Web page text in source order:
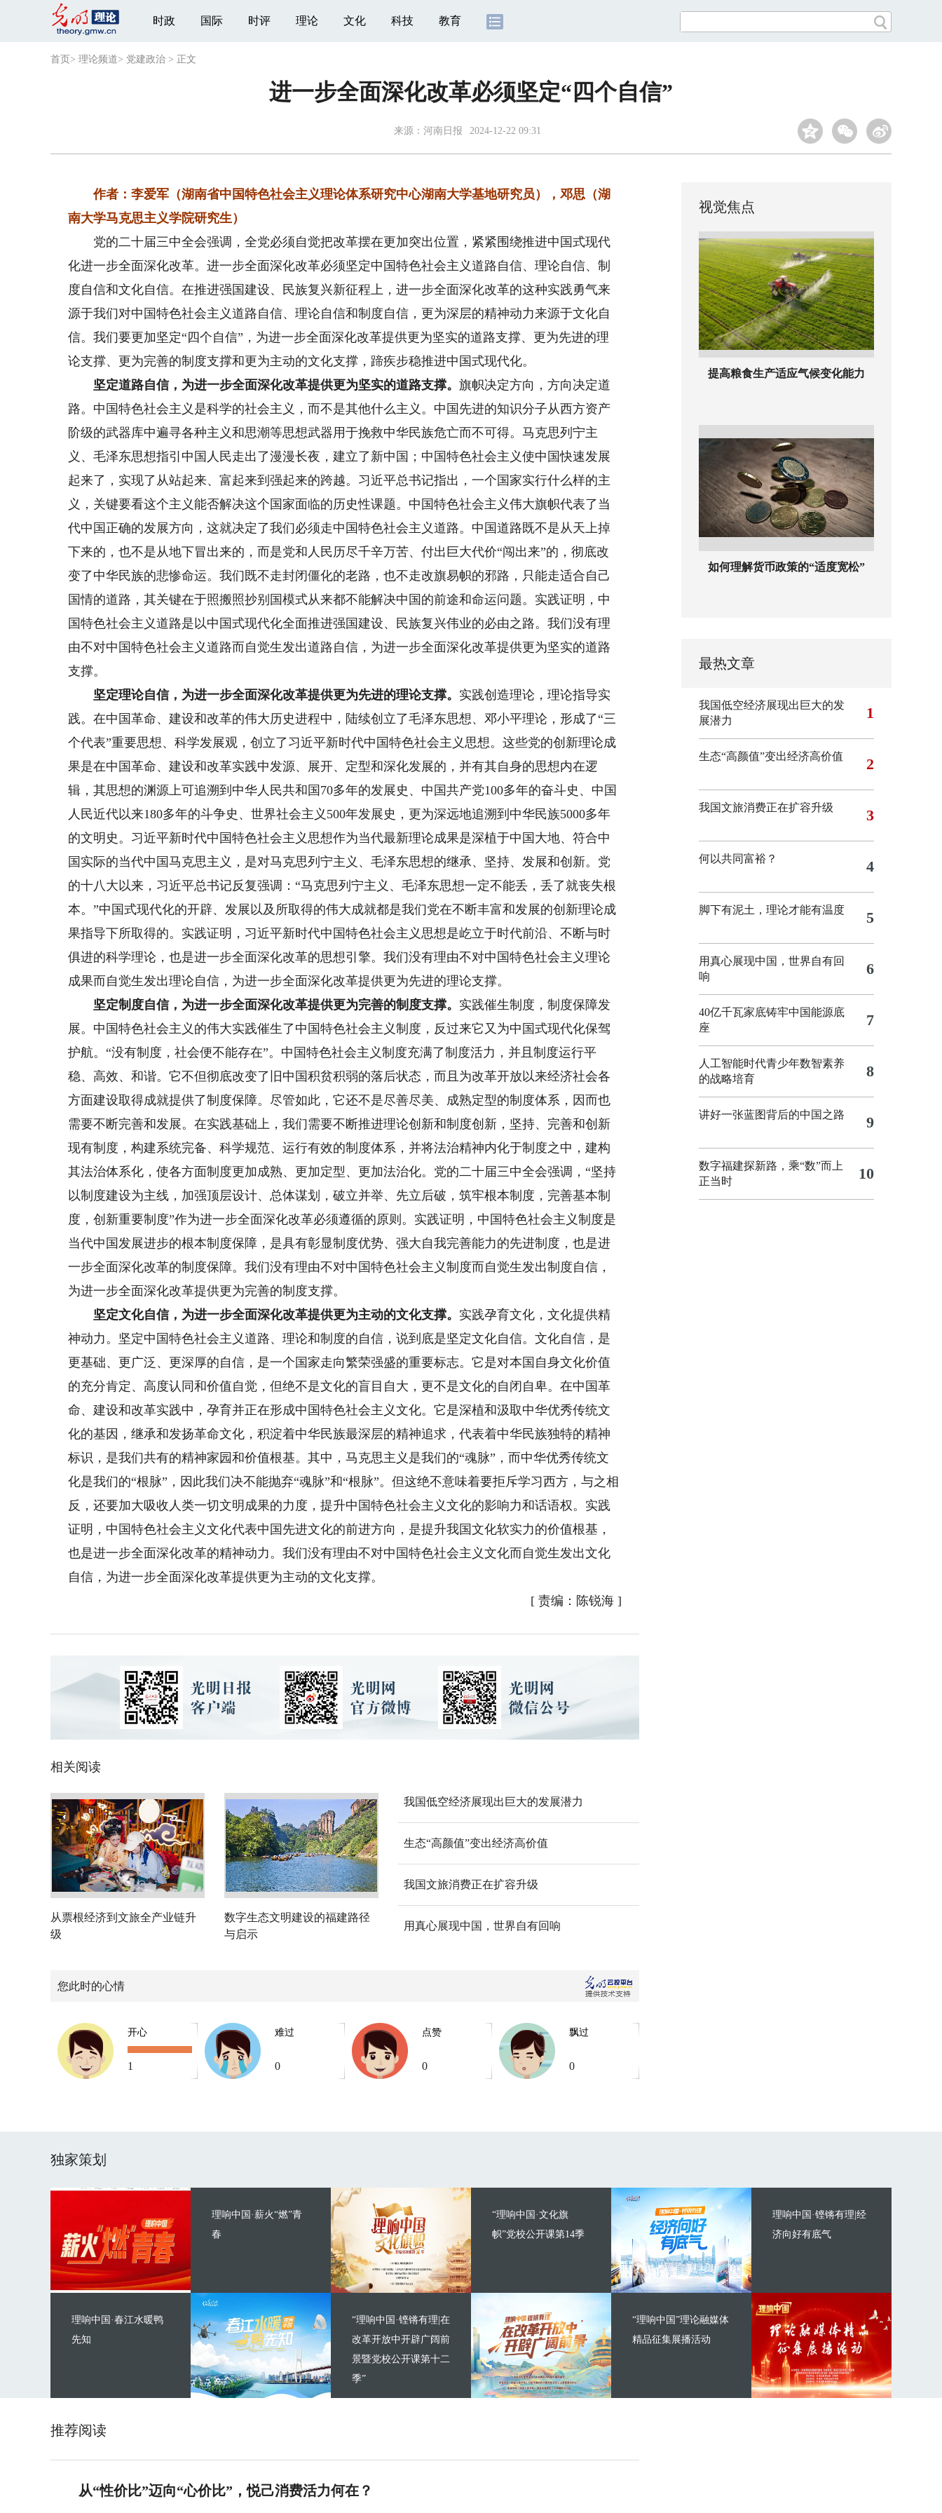
时政 国际 时评 理论 文化 科技 教育
首页 > 理论频道> 党建政治 > 正文
进一步全面深化改革必须坚定“四个自信”
来源： 河南日报 2024-12-22 09:31
作者：李爱军（湖南省中国特色社会主义理论体系研究中心湖南大学基地研究员），邓思（湖
南大学马克思主义学院研究生）
党的二十届三中全会强调，全党必须自觉把改革摆在更加突出位置，紧紧围绕推进中国式现代
化进一步全面深化改革。进一步全面深化改革必须坚定中国特色社会主义道路自信、理论自信、制
度自信和文化自信。在推进强国建设、民族复兴新征程上，进一步全面深化改革的这种实践勇气来
源于我们对中国特色社会主义道路自信、理论自信和制度自信，更为深层的精神动力来源于文化自
信。我们要更加坚定“四个自信”，为进一步全面深化改革提供更为坚实的道路支撑、更为先进的理
论支撑、更为完善的制度支撑和更为主动的文化支撑，蹄疾步稳推进中国式现代化。
坚定道路自信，为进一步全面深化改革提供更为坚实的道路支撑。旗帜决定方向，方向决定道
路。中国特色社会主义是科学的社会主义，而不是其他什么主义。中国先进的知识分子从西方资产
阶级的武器库中遍寻各种主义和思潮等思想武器用于挽救中华民族危亡而不可得。马克思列宁主
义、毛泽东思想指引中国人民走出了漫漫长夜，建立了新中国；中国特色社会主义使中国快速发展
起来了，实现了从站起来、富起来到强起来的跨越。习近平总书记指出，一个国家实行什么样的主
义，关键要看这个主义能否解决这个国家面临的历史性课题。中国特色社会主义伟大旗帜代表了当
代中国正确的发展方向，这就决定了我们必须走中国特色社会主义道路。中国道路既不是从天上掉
下来的，也不是从地下冒出来的，而是党和人民历尽千辛万苦、付出巨大代价“闯出来”的，彻底改
变了中华民族的悲惨命运。我们既不走封闭僵化的老路，也不走改旗易帜的邪路，只能走适合自己
国情的道路，其关键在于照搬照抄别国模式从来都不能解决中国的前途和命运问题。实践证明，中
国特色社会主义道路是以中国式现代化全面推进强国建设、民族复兴伟业的必由之路。我们没有理
由不对中国特色社会主义道路而自觉生发出道路自信，为进一步全面深化改革提供更为坚实的道路
支撑。
坚定理论自信，为进一步全面深化改革提供更为先进的理论支撑。 实践创造理论，理论指导实
践。在中国革命、建设和改革的伟大历史进程中，陆续创立了毛泽东思想、邓小平理论，形成了“三
个代表”重要思想、科学发展观，创立了习近平新时代中国特色社会主义思想。这些党的创新理论成
果是在中国革命、建设和改革实践中发源、展开、定型和深化发展的，并有其自身的思想内在逻
辑，其思想的渊源上可追溯到中华人民共和国70多年的发展史、中国共产党100多年的奋斗史、中国
人民近代以来180多年的斗争史、世界社会主义500年发展史，更为深远地追溯到中华民族5000多年
的文明史。习近平新时代中国特色社会主义思想作为当代最新理论成果是深植于中国大地、符合中
国实际的当代中国马克思主义，是对马克思列宁主义、毛泽东思想的继承、坚持、发展和创新。党
的十八大以来，习近平总书记反复强调：“马克思列宁主义、毛泽东思想一定不能丢，丢了就丧失根
本。”中国式现代化的开辟、发展以及所取得的伟大成就都是我们党在不断丰富和发展的创新理论成
果指导下所取得的。实践证明，习近平新时代中国特色社会主义思想是屹立于时代前沿、不断与时
俱进的科学理论，也是进一步全面深化改革的思想引擎。我们没有理由不对中国特色社会主义理论
成果而自觉生发出理论自信，为进一步全面深化改革提供更为先进的理论支撑。
坚定制度自信，为进一步全面深化改革提供更为完善的制度支撑。 实践催生制度，制度保障发
展。中国特色社会主义的伟大实践催生了中国特色社会主义制度，反过来它又为中国式现代化保驾
护航。“没有制度，社会便不能存在”。中国特色社会主义制度充满了制度活力，并且制度运行平
稳、高效、和谐。它不但彻底改变了旧中国积贫积弱的落后状态，而且为改革开放以来经济社会各
方面建设取得成就提供了制度保障。尽管如此，它还不是尽善尽美、成熟定型的制度体系，因而也
需要不断完善和发展。在实践基础上，我们需要不断推进理论创新和制度创新，坚持、完善和创新
现有制度，构建系统完备、科学规范、运行有效的制度体系，并将法治精神内化于制度之中，建构
其法治体系化，使各方面制度更加成熟、更加定型、更加法治化。党的二十届三中全会强调，“坚持
以制度建设为主线，加强顶层设计、总体谋划，破立并举、先立后破，筑牢根本制度，完善基本制
度，创新重要制度”作为进一步全面深化改革必须遵循的原则。实践证明，中国特色社会主义制度是
当代中国发展进步的根本制度保障，是具有彰显制度优势、强大自我完善能力的先进制度，也是进
一步全面深化改革的制度保障。我们没有理由不对中国特色社会主义制度而自觉生发出制度自信，
为进一步全面深化改革提供更为完善的制度支撑。
坚定文化自信，为进一步全面深化改革提供更为主动的文化支撑。 实践孕育文化，文化提供精
神动力。坚定中国特色社会主义道路、理论和制度的自信，说到底是坚定文化自信。文化自信，是
更基础、更广泛、更深厚的自信，是一个国家走向繁荣强盛的重要标志。它是对本国自身文化价值
的充分肯定、高度认同和价值自觉，但绝不是文化的盲目自大，更不是文化的自闭自卑。在中国革
命、建设和改革实践中，孕育并正在形成中国特色社会主义文化。它是深植和汲取中华优秀传统文
化的基因，继承和发扬革命文化，积淀着中华民族最深层的精神追求，代表着中华民族独特的精神
标识，是我们共有的精神家园和价值根基。其中，马克思主义是我们的“魂脉”，而中华优秀传统文
化是我们的“根脉”，因此我们决不能抛弃“魂脉”和“根脉”。但这绝不意味着要拒斥学习西方，与之相
反，还要加大吸收人类一切文明成果的力度，提升中国特色社会主义文化的影响力和话语权。实践
证明，中国特色社会主义文化代表中国先进文化的前进方向，是提升我国文化软实力的价值根基，
也是进一步全面深化改革的精神动力。我们没有理由不对中国特色社会主义文化而自觉生发出文化
自信，为进一步全面深化改革提供更为主动的文化支撑。
[ 责编：陈锐海]
相关阅读
从票根经济到文旅全产业链升
级
数字生态文明建设的福建路径
与启示
我国低空经济展现出巨大的发展潜力
生态“高颜值”变出经济高价值
我国文旅消费正在扩容升级
用真心展现中国，世界自有回响
您此时的心情
开心
1
难过
0
点赞
0
飘过
0
视觉焦点
提高粮食生产适应气候变化能力
如何理解货币政策的“适度宽松”
最热文章
我国低空经济展现出巨大的发
展潜力
1
生态“高颜值”变出经济高价值 2
我国文旅消费正在扩容升级 3
何以共同富裕？ 4
脚下有泥土，理论才能有温度 5
用真心展现中国，世界自有回
响
6
40亿千瓦家底铸牢中国能源底
座
7
人工智能时代青少年数智素养
的战略培育
8
讲好一张蓝图背后的中国之路 9
数字福建探新路，乘“数”而上
正当时
10
独家策划
理响中国·薪火“燃”青
春
理响中国·春江水暖鸭
先知
“理响中国·文化旗
帜”党校公开课第14季
“理响中国·铿锵有理|在
改革开放中开辟广阔前
景暨党校公开课第十二
季”
理响中国·铿锵有理|经
济向好有底气
“理响中国”理论融媒体
精品征集展播活动
推荐阅读
从“性价比”迈向“心价比”，悦己消费活力何在？